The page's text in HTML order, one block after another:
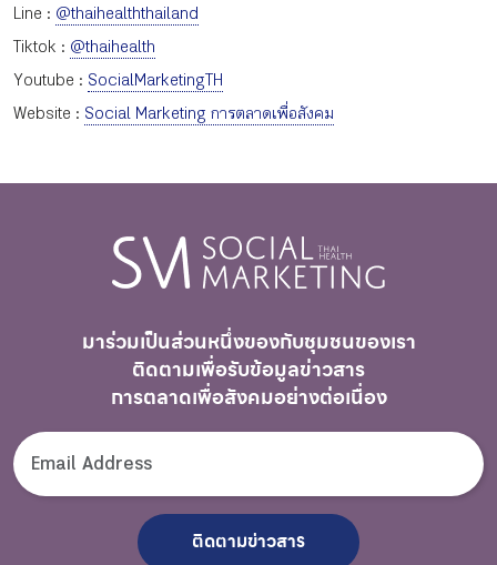
Line : @thaihealththailand
Tiktok : @thaihealth
Youtube : SocialMarketingTH
Website : Social Marketing การตลาดเพื่อสังคม
มาร่วมเป็นส่วนหนึ่งของกับชุมชนของเรา
ติดตามเพื่อรับข้อมูลข่าวสาร
การตลาดเพื่อสังคมอย่างต่อเนื่อง
ติดตามข่าวสาร